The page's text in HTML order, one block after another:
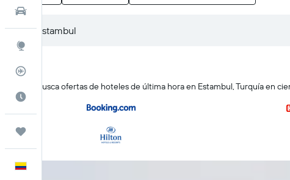
KAYAK busca ofertas de hoteles de última hora en Estambul, Turquía en